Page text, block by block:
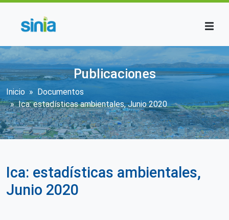
Publicaciones
Sobrescribir enlaces de ayuda a la
Inicio
Documentos
Ica: estadísticas ambientales, Junio 2020
Ica: estadísticas ambientales,
Junio 2020